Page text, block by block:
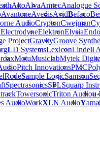
AltoAlvaAmtecAnalogue
AvantoneAvedisAvidBefaco
AudioCryptonCwejman
ElectrodyneElektronElysia
ProjectGravityGroove
LD SystemsLexiconLindell
MotuMusiclabMytek
Pitch InnovationsPMC
RodeSample LogicSamson
SpectrasonicsSPLSquarp
TowersonicTriton Audiou
AudioWorkXLN AudioY